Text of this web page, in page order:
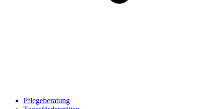
Pflegeberatung